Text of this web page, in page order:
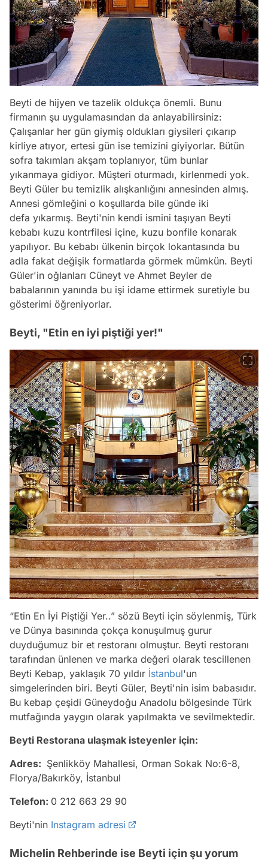
Beyti de hijyen ve tazelik oldukça önemli. Bunu
firmanın şu uygulamasından da anlayabilirsiniz:
Çalışanlar her gün giymiş oldukları giysileri çıkarıp
kirliye atıyor, ertesi gün ise temizini giyiyorlar. Bütün
sofra takımları akşam toplanıyor, tüm bunlar
yıkanmaya gidiyor. Müşteri oturmadı, kirlenmedi yok.
Beyti Güler bu temizlik alışkanlığını annesinden almış.
Annesi gömleğini o koşullarda bile günde iki
defa yıkarmış. Beyti'nin kendi ismini taşıyan Beyti
kebabı kuzu kontrfilesi içine, kuzu bonfile konarak
yapılıyor. Bu kebabı ülkenin birçok lokantasında bu
adla fakat değişik formatlarda görmek mümkün. Beyti
Güler'in oğlanları Cüneyt ve Ahmet Beyler de
babalarının yanında bu işi idame ettirmek suretiyle bu
gösterimi öğreniyorlar.
Beyti, "Etin en iyi piştiği yer!"
“Etin En İyi Piştiği Yer..” sözü Beyti için söylenmiş, Türk
ve Dünya basınında çokça konuşulmuş gurur
duyduğumuz bir et restoranı olmuştur. Beyti restoranı
tarafından ünlenen ve marka değeri olarak tescillenen
Beyti Kebap, yaklaşık 70 yıldır İstanbul'un
simgelerinden biri. Beyti Güler, Beyti'nin isim babasıdır.
Bu kebap çeşidi Güneydoğu Anadolu bölgesinde Türk
mutfağında yaygın olarak yapılmakta ve sevilmektedir.
Beyti Restorana ulaşmak isteyenler için:
Adres: Şenlikköy Mahallesi, Orman Sokak No:6-8,
Florya/Bakırköy, İstanbul
Telefon: 0 212 663 29 90
Beyti'nin Instagram adresi
Michelin Rehberinde ise Beyti için şu yorum